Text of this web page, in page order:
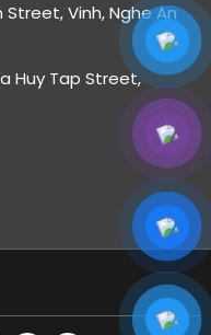
Street, Vinh, Nghe An
Huy Tap Street,